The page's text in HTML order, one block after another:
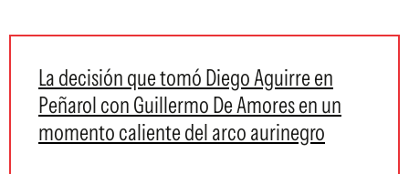
La decisión que tomó Diego Aguirre en
Peñarol con Guillermo De Amores en un
momento caliente del arco aurinegro